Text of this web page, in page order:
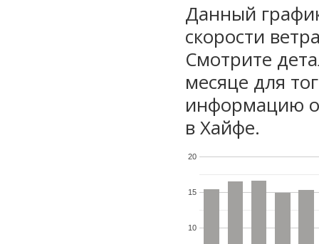
Данный
скорости
Смотрите
месяце для
информацию о
в Хайфе.
10
15
20